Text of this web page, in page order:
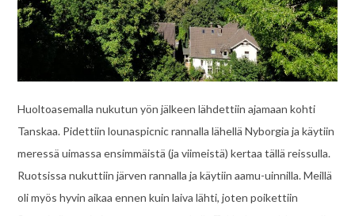
Huoltoasemalla nukutun yön jälkeen lähdettiin ajamaan kohti
Tanskaa. Pidettiin lounaspicnic rannalla lähellä Nyborgia ja käytiin
meressä uimassa ensimmäistä (ja viimeistä) kertaa tällä reissulla.
Ruotsissa nukuttiin järven rannalla ja käytiin aamu-uinnilla. Meillä
oli myös hyvin aikaa ennen kuin laiva lähti, joten poikettiin